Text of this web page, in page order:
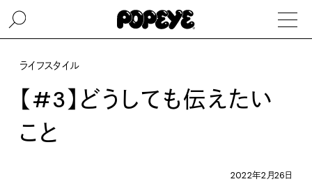
ライフスタイル
【#3】どうしても伝えたい
こと
2022年2月26日